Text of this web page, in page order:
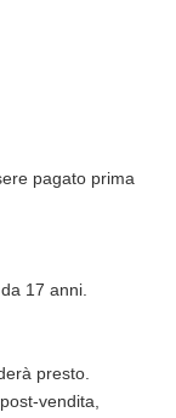
pagato prima
17 anni.
presto.
vendita,